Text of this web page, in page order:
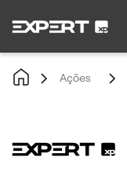
Ações